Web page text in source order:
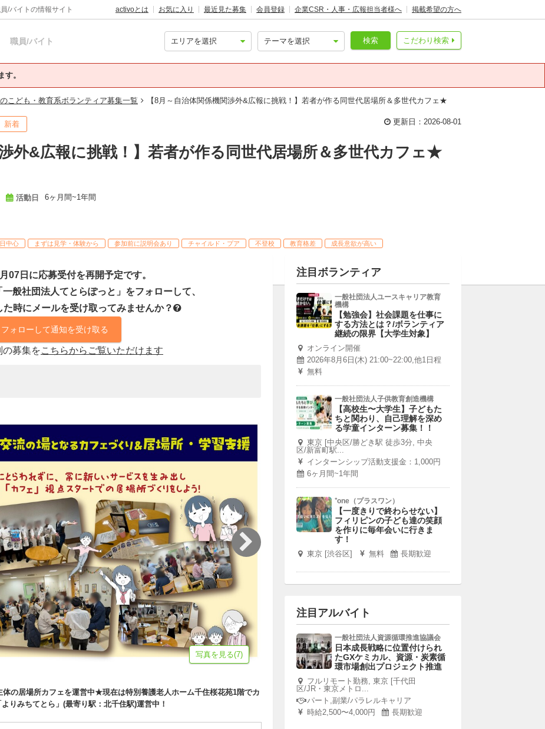
/バイトの情報サイト activoとは お気に入り 最近見た募集 会員登録 企業CSR・人事・広報担当者様へ 掲載希望の方へ
職員/バイト こだわり検索
検索
。
こども・教育系ボランティア募集一覧 【8月～自治体関係機関渉外&広報に挑戦！】若者が作る同世代居場所＆多世代カフェ★
新着 更新日：2026-08-01
渉外&広報に挑戦！】若者が作る同世代居場所＆多世代カフェ★
活動日 6ヶ月間~1年間
中心 まずは見学・体験から 参加前に説明会あり チャイルド・プア 不登校 教育格差 成長意欲が高い
07日に応募受付を再開予定です。
般社団法人てとらぽっと」をフォローして、
た時にメールを受け取ってみませんか？
フォローして通知を受け取る
の募集をこちらからご覧いただけます
写真を見る(7)
の居場所カフェを運営中★現在は特別養護老人ホーム千住桜花苑1階でカ
りみちてとら」(最寄り駅：北千住駅)運営中！
注目ボランティア
一般社団法人ユースキャリア教育
機構
【勉強会】社会課題を仕事に
する方法とは？/ボランティア
継続の限界【大学生対象】
オンライン開催
2026年8月6日(木) 21:00~22:00,他1日程
無料
一般社団法人子供教育創造機構
【高校生〜大学生】子どもた
ちと関わり、自己理解を深め
る学童インターン募集！！
東京 [中央区/勝どき駅 徒歩3分, 中央
区/新富町駅...
インターンシップ活動支援金：1,000円
6ヶ月間~1年間
⁺one（プラスワン）
【一度きりで終わらせない】
フィリピンの子ども達の笑顔
を作りに毎年会いに行きま
す！
東京 [渋谷区] 無料 長期歓迎
注目アルバイト
一般社団法人資源循環推進協議会
日本成長戦略に位置付けられ
たGXケミカル、資源・炭素循
環市場創出プロジェクト推進
フルリモート勤務, 東京 [千代田
区/JR・東京メトロ...
パート,副業/パラレルキャリア
時給2,500〜4,000円
長期歓迎